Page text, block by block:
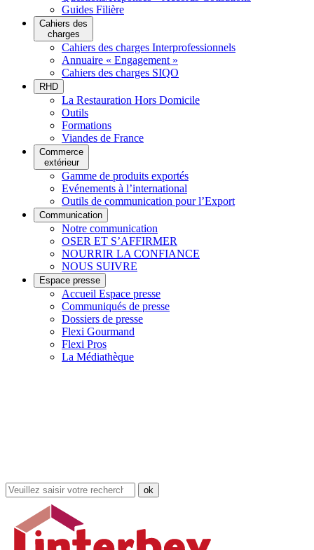
Guides Filière
Cahiers des
charges
Cahiers des charges Interprofessionnels
Annuaire « Engagement »
Cahiers des charges SIQO
RHD
La Restauration Hors Domicile
Outils
Formations
Viandes de France
Commerce
extérieur
Gamme de produits exportés
Evénements à l’international
Outils de communication pour l’Export
Communication
Notre communication
OSER ET S’AFFIRMER
NOURRIR LA CONFIANCE
NOUS SUIVRE
Espace presse
Accueil Espace presse
Communiqués de presse
Dossiers de presse
Flexi Gourmand
Flexi Pros
La Médiathèque
Rechercher
dans
site